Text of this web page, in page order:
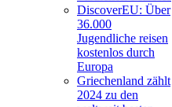
DiscoverEU: Über
36.000
Jugendliche reisen
kostenlos durch
Europa
Griechenland zählt
2024 zu den